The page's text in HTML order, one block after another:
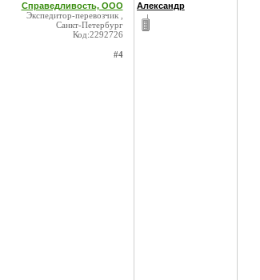
Справедливость, ООО
Экспедитор-перевозчик ,
Санкт-Петербург
Код:2292726
#4
Александр